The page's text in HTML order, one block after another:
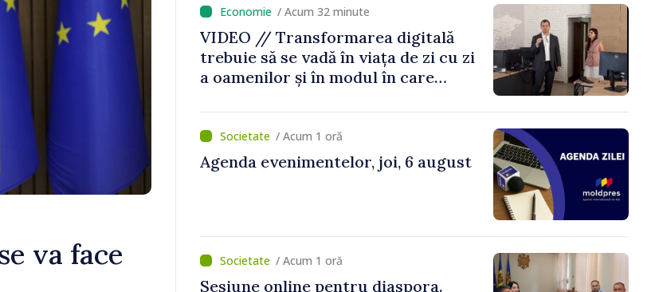
va face
/ Acum 32 minute
VIDEO // Transformarea digitală
trebuie să se vadă în viața de zi cu zi
a oamenilor și în modul în care
/ Acum 1 oră
Agenda evenimentelor, joi, 6 august
/ Acum 1 oră
Sesiune online pentru diaspora.